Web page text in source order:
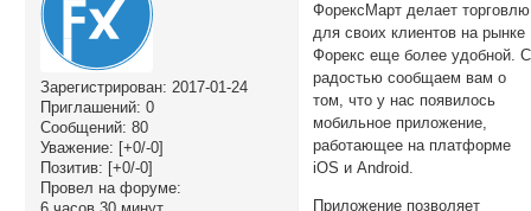
Зарегистрирован: 2017-01-24
Приглашений: 0
Сообщений: 80
Уважение: [+0/-0]
Позитив: [+0/-0]
Провел на форуме:
ФорексМарт делает торговлю
для своих клиентов на рынке
Форекс еще более удобной. С
радостью сообщаем вам о
том, что у нас появилось
мобильное приложение,
работающее на платформе
iOS и Android.
Приложение позволяет